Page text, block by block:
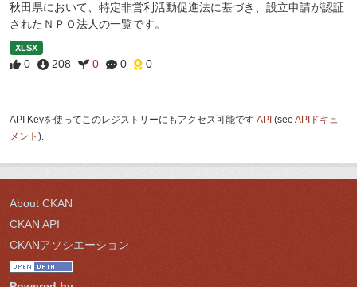
秋田県において、特定非営利活動促進法に基づき、設立申請が認証
されたＮＰＯ法人の一覧です。
XLSX
0 208 0 0 0
API Keyを使ってこのレジストリーにもアクセス可能です API (see APIドキュ
メント ).
About CKAN
CKAN API
CKANアソシエーション